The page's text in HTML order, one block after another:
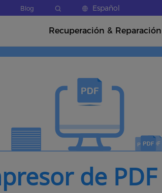
Blog Español
Recuperación & Reparación
de